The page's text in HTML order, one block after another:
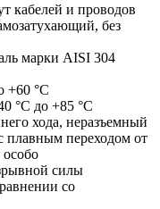
кабелей и проводов
без
марки AISI 304
+60 °С
°С до +85 °С
хода, неразъемный
плавным переходом от
особо
силы
со